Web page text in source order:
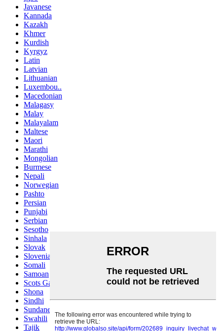
Javanese
Kannada
Kazakh
Khmer
Kurdish
Kyrgyz
Latin
Latvian
Lithuanian
Luxembou..
Macedonian
Malagasy
Malay
Malayalam
Maltese
Maori
Marathi
Mongolian
Burmese
Nepali
Norwegian
Pashto
Persian
Punjabi
Serbian
Sesotho
Sinhala
Slovak
Slovenian
Somali
Samoan
Scots Gaelic
Shona
Sindhi
Sundanese
Swahili
Tajik